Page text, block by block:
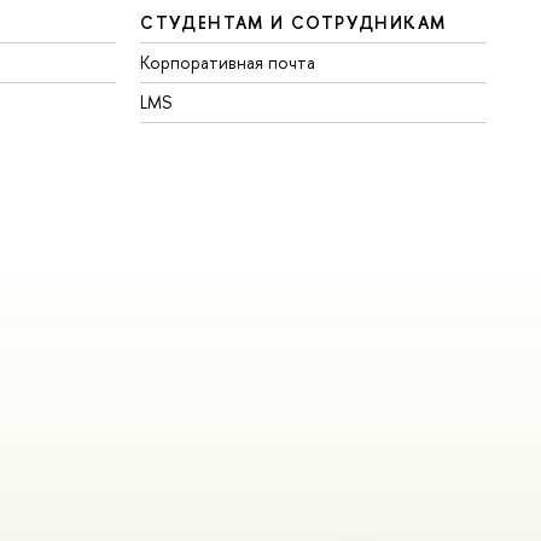
СТУДЕНТАМ И СОТРУДНИКАМ
Корпоративная почта
LMS